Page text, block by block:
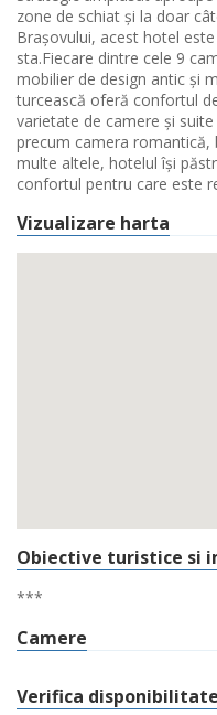
zone de schiat și la doar
Brașovului, acest hotel
sta.Fiecare dintre cele 9
mobilier de design antic și
turcească oferă confortul
varietate de camere și
precum camera romantică,
multe altele, hotelul își
confortul pentru care este
Vizualizare harta
Obiective turistice si
***
Camere
Verifica disponibilitate